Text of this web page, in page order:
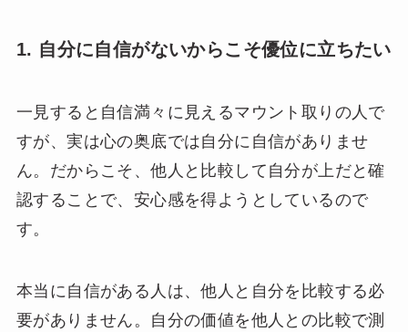
1. 自分に自信がないからこそ優位に立ちたい
一見すると自信満々に見えるマウント取りの人で
すが、実は心の奥底では自分に自信がありませ
ん。だからこそ、他人と比較して自分が上だと確
認することで、安心感を得ようとしているので
す。
本当に自信がある人は、他人と自分を比較する必
要がありません。自分の価値を他人との比較で測